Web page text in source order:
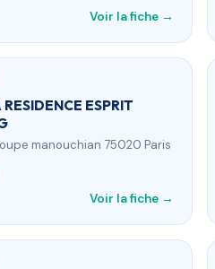
Voir la fiche →
ESPRIT
manouchian 75020 Paris
Voir la fiche →